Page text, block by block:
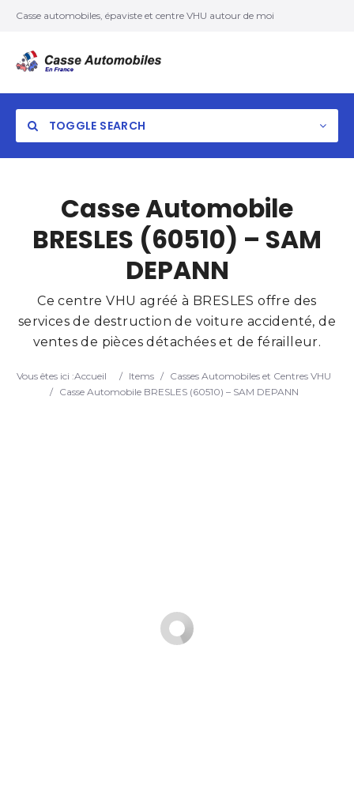
Casse automobiles, épaviste et centre VHU autour de moi
TOGGLE SEARCH
Search
Casse Automobile
BRESLES (60510) – SAM
DEPANN
Ce centre VHU agréé à BRESLES offre des
services de destruction de voiture accidenté, de
ventes de pièces détachées et de férailleur.
Vous êtes ici :Accueil / Items / Casses Automobiles et Centres VHU
/
Casse Automobile BRESLES (60510) – SAM DEPANN